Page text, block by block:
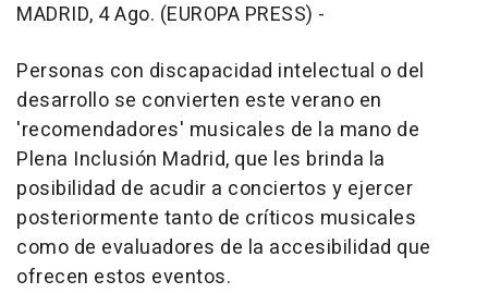
MADRID, 4 Ago. (EUROPA PRESS) -
Personas con discapacidad intelectual o del
desarrollo se convierten este verano en
'recomendadores' musicales de la mano de
Plena Inclusión Madrid, que les brinda la
posibilidad de acudir a conciertos y ejercer
posteriormente tanto de críticos musicales
como de evaluadores de la accesibilidad que
ofrecen estos eventos.